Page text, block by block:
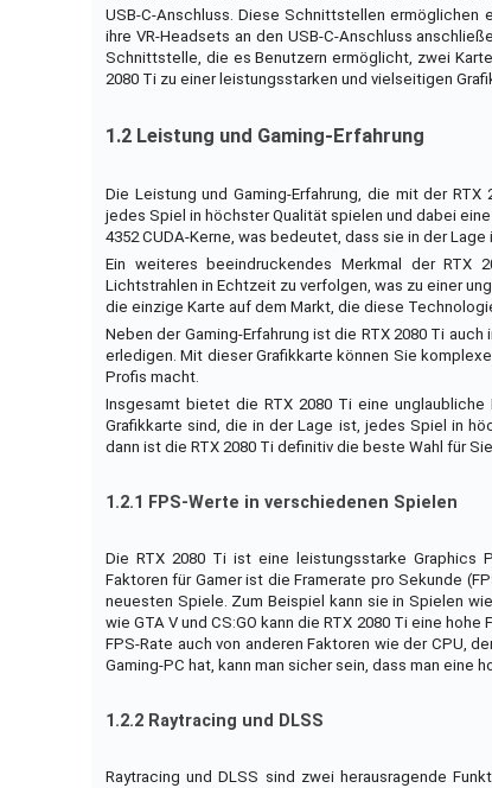
USB-C-Anschluss. Diese Schnittstellen ermöglichen
ihre VR-Headsets an den USB-C-Anschluss
Schnittstelle, die es Benutzern ermöglicht, zwei
2080 Ti zu einer leistungsstarken und vielseitigen
1.2 Leistung und Gaming-Erfahrung
Die Leistung und Gaming-Erfahrung, die mit der
jedes Spiel in höchster Qualität spielen und dabei
4352 CUDA-Kerne, was bedeutet, dass sie in der
Ein weiteres beeindruckendes Merkmal der RTX
Lichtstrahlen in Echtzeit zu verfolgen, was zu einer
die einzige Karte auf dem Markt, die diese
Neben der Gaming-Erfahrung ist die RTX 2080 Ti
erledigen. Mit dieser Grafikkarte können Sie
Profis macht.
Insgesamt bietet die RTX 2080 Ti eine
Grafikkarte sind, die in der Lage ist, jedes Spiel in
dann ist die RTX 2080 Ti definitiv die beste Wahl für
1.2.1 FPS-Werte in verschiedenen Spielen
Die RTX 2080 Ti ist eine leistungsstarke Graphics
Faktoren für Gamer ist die Framerate pro Sekunde
neuesten Spiele. Zum Beispiel kann sie in Spielen
wie GTA V und CS:GO kann die RTX 2080 Ti eine
FPS-Rate auch von anderen Faktoren wie der CPU,
Gaming-PC hat, kann man sicher sein, dass man eine
1.2.2 Raytracing und DLSS
Raytracing und DLSS sind zwei herausragende